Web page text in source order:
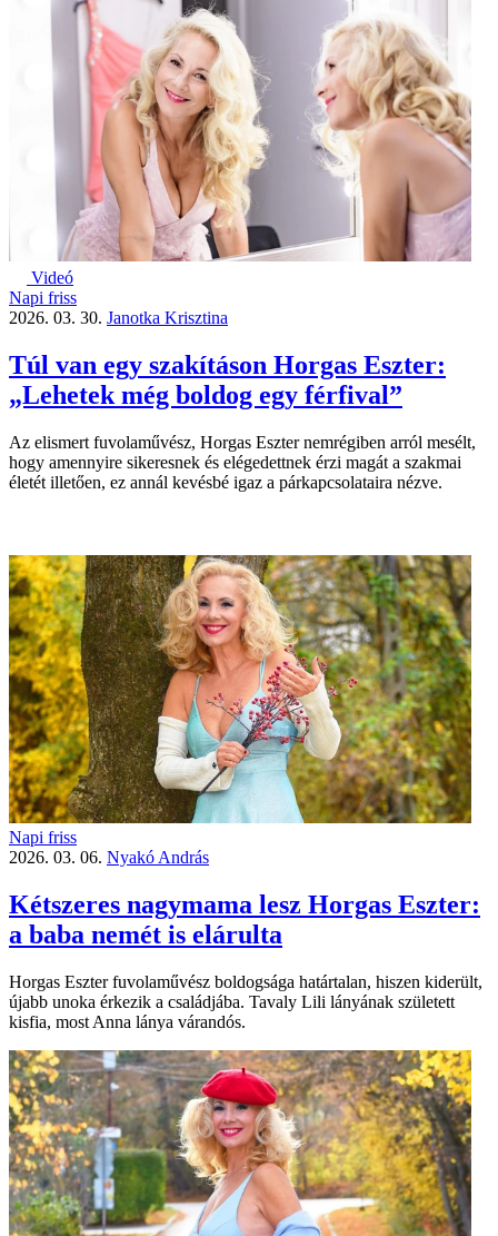
Videó
Napi friss
2026. 03. 30. Janotka Krisztina
Túl van egy szakításon Horgas Eszter:
„Lehetek még boldog egy férfival”
Az elismert fuvolaművész, Horgas Eszter nemrégiben arról mesélt,
hogy amennyire sikeresnek és elégedettnek érzi magát a szakmai
életét illetően, ez annál kevésbé igaz a párkapcsolataira nézve.
Napi friss
2026. 03. 06. Nyakó András
Kétszeres nagymama lesz Horgas Eszter:
a baba nemét is elárulta
Horgas Eszter fuvolaművész boldogsága határtalan, hiszen kiderült,
újabb unoka érkezik a családjába. Tavaly Lili lányának született
kisfia, most Anna lánya várandós.